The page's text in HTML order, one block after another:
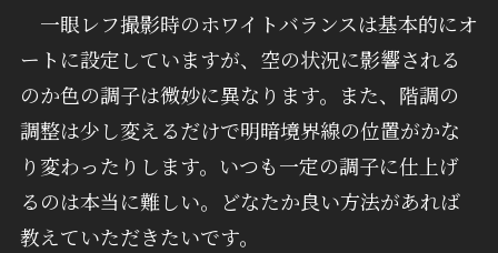
一眼レフ撮影時のホワイトバランスは基本的にオ
ートに設定していますが、空の状況に影響される
のか色の調子は微妙に異なります。また、階調の
調整は少し変えるだけで明暗境界線の位置がかな
り変わったりします。いつも一定の調子に仕上げ
るのは本当に難しい。どなたか良い方法があれば
教えていただきたいです。